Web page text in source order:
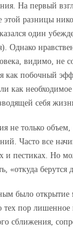
На первый
разницы
один
Однако
видимо, не
как побочный
как необходимое
себя
не только
Часто все
и пестиках. Но
«откуда берутся
было открытие
тех пор лишенное
сближения,